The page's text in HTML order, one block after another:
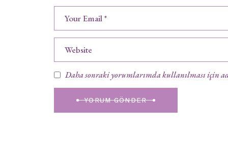
Daha sonraki yorumlarımda kullanılması için
YORUM GÖNDER